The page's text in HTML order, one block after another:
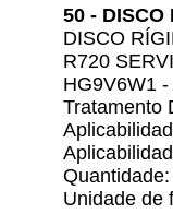
50 - DISCO
DISCO
R720
HG9V6W1
Tratamento
Unidade de